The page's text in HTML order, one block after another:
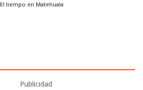
El tiempo en Matehuala